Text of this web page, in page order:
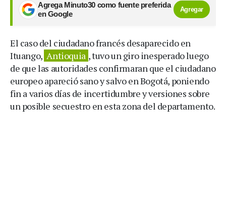
Agrega Minuto30 como fuente preferida
en Google
Agregar
El caso del ciudadano francés desaparecido en
Ituango, Antioquia , tuvo un giro inesperado luego
de que las autoridades confirmaran que el ciudadano
europeo apareció sano y salvo en Bogotá, poniendo
fin a varios días de incertidumbre y versiones sobre
un posible secuestro en esta zona del departamento.